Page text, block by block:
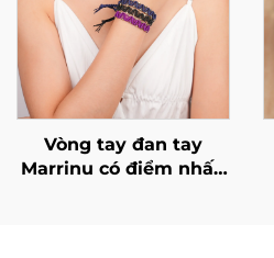
Vòng tay đan tay
Marrinu có điểm nhấn